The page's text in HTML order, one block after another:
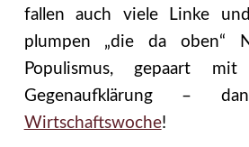
fallen auch viele Linke
plumpen „die da oben“
Populismus, gepaart
Gegenaufklärung –
Wirtschaftswoche!